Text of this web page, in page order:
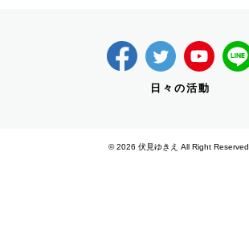
日々の活動
© 2026 伏見ゆきえ All Right Reserved.